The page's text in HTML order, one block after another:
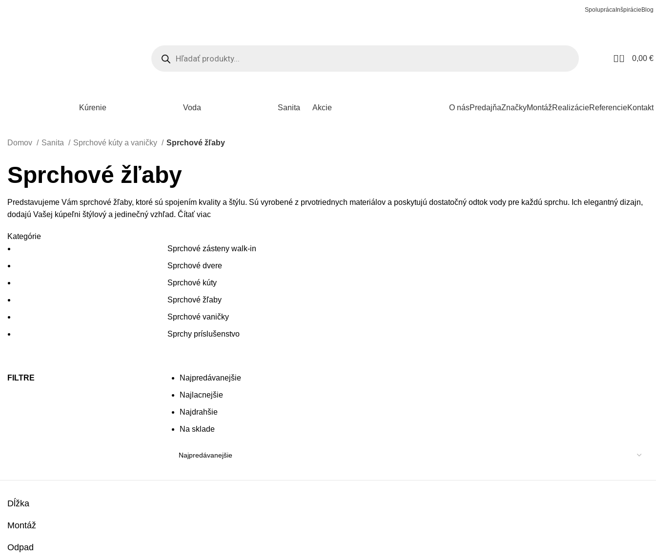
Spolupráca Inšpirácie Blog
search
0 0,00 €
Kúrenie Voda Sanita Akcie O násPredajňaZnačkyMontážRealizácieReferencieKontakt
Domov Sanita Sprchové kúty a vaničky Sprchové žľaby
Sprchové žľaby
Predstavujeme Vám sprchové žľaby, ktoré sú spojením kvality a štýlu. Sú vyrobené z prvotriednych materiálov a poskytujú dostatočný odtok vody pre každú sprchu. Ich elegantný dizajn,
dodajú Vašej kúpeľni štýlový a jedinečný vzhľad. Čítať viac
Kategórie
Sprchové zásteny walk-in
Sprchové dvere
Sprchové kúty
Sprchové žľaby
Sprchové vaničky
Sprchy príslušenstvo
FILTRE Najpredávanejšie
Najlacnejšie
Najdrahšie
Na sklade
Dĺžka
Montáž
Odpad